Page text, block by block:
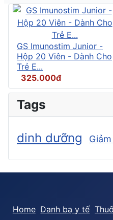
GS Imunostim Junior -
Hộp 20 Viên - Dành Cho
Trẻ E...
325.000đ
Tags
dinh dưỡng
Home Danh bạ y tế